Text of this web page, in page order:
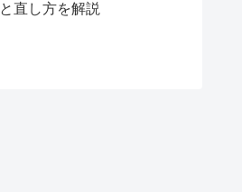
と直し方を解説